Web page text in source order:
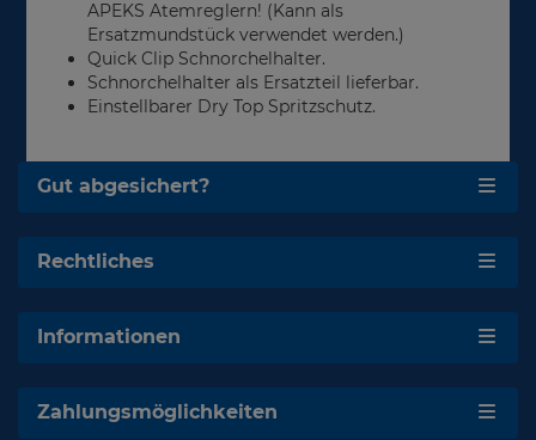
APEKS Atemreglern! (Kann als
Ersatzmundstück verwendet werden.)
Quick Clip Schnorchelhalter.
Schnorchelhalter als Ersatzteil lieferbar.
Einstellbarer Dry Top Spritzschutz.
Gut abgesichert?
Rechtliches
Informationen
Zahlungsmöglichkeiten